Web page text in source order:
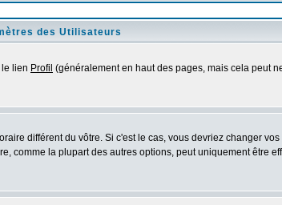
des Utilisateurs
lien Profil (généralement en haut des pages, mais cela peut
différent du vôtre. Si c'est le cas, vous devriez changer
comme la plupart des autres options, peut uniquement être